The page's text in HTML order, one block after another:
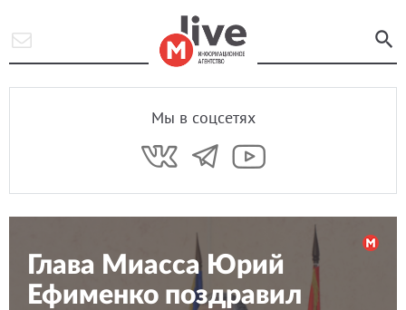
Мы в соцсетях
Глава Миасса Юрий
Ефименко поздравил